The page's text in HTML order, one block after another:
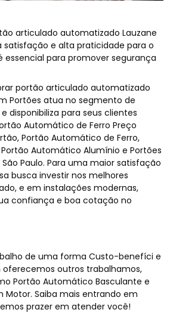
articulado automatizado Lauzane
satisfação e alta praticidade para o
essencial para promover segurança
portão articulado automatizado
Portões atua no segmento de
disponibiliza para seus clientes
Automático de Ferro Preço
Portão Automático de Ferro,
Automático Alumínio e Portões
Paulo. Para uma maior satisfação
busca investir nos melhores
e em instalações modernas,
confiança e boa cotação no
de uma forma Custo-benefíci e
outros trabalhamos,
Portão Automático Basculante e
Motor. Saiba mais entrando em
prazer em atender você!